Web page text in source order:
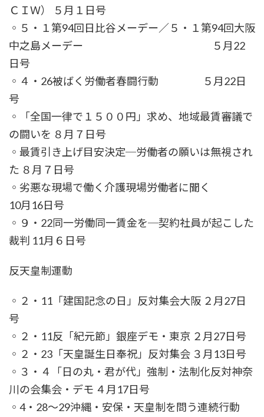
ＣＩＷ） ５月１日号
◦５・１第94回日比谷メーデー／５・１第94回大阪
中之島メーデー ５月22
日号
◦４・26被ばく労働者春闘行動 ５月22日
号
◦「全国一律で１５００円」求め、地域最賃審議で
の闘いを ８月７日号
◦最賃引き上げ目安決定─労働者の願いは無視され
た ８月７日号
◦劣悪な現場で働く介護現場労働者に聞く
10月16日号
◦９・22同一労働同一賃金を─契約社員が起こした
裁判 11月６日号
反天皇制運動
◦２・11「建国記念の日」反対集会大阪 ２月27日
号
◦２・11反「紀元節」銀座デモ・東京 ２月27日号
◦２・23「天皇誕生日奉祝」反対集会 ３月13日号
◦３・４「日の丸・君が代」強制・法制化反対神奈
川の会集会・デモ ４月17日号
◦4・28～29沖縄・安保・天皇制を問う連続行動